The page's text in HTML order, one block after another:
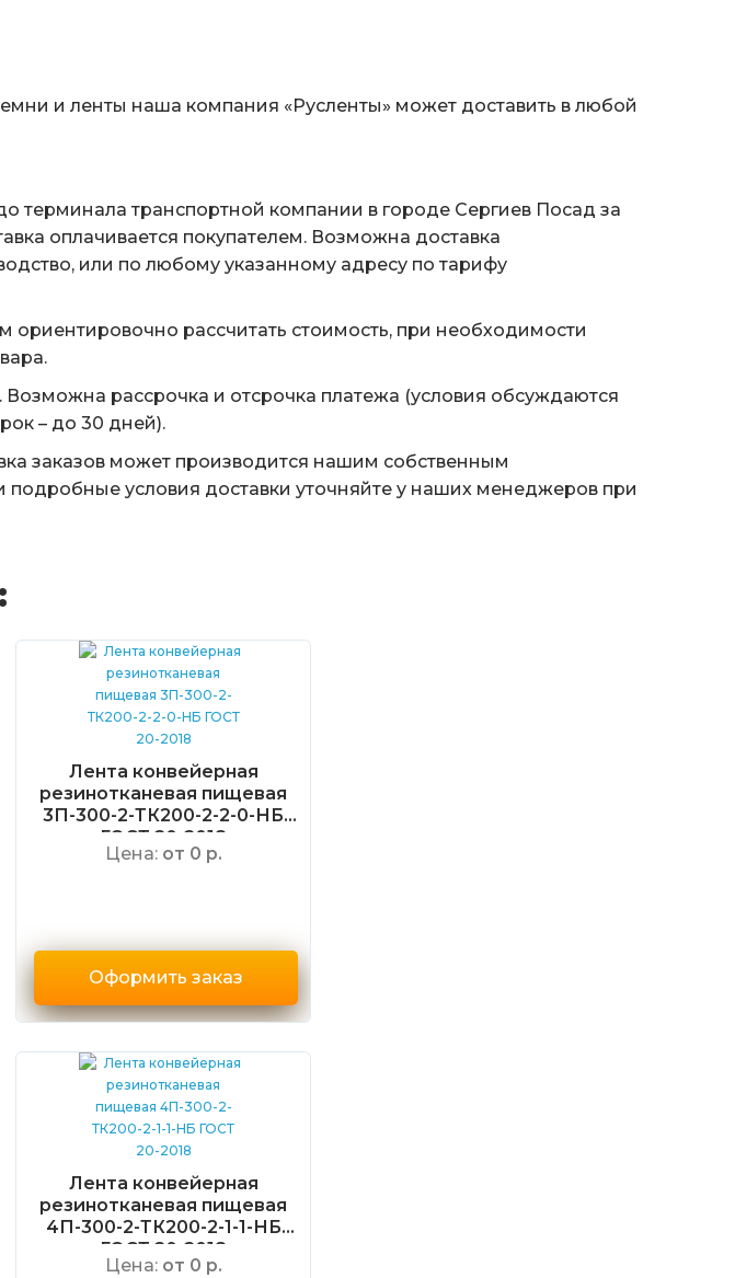
и ленты наша компания «Русленты» может доставить в любой
терминала транспортной компании в городе Сергиев Посад за
оплачивается покупателем. Возможна доставка
или по любому указанному адресу по тарифу
ориентировочно рассчитать стоимость, при необходимости
рассрочка и отсрочка платежа (условия обсуждаются
– до 30 дней).
заказов может производится нашим собственным
подробные условия доставки уточняйте у наших менеджеров при
Лента конвейерная
резинотканевая пищевая
3П-300-2-ТК200-2-2-0-НБ
ГОСТ 20-2018
Цена: от 0 р.
Оформить заказ
Лента конвейерная
резинотканевая пищевая
4П-300-2-ТК200-2-1-1-НБ
ГОСТ 20-2018
Цена: от 0 р.